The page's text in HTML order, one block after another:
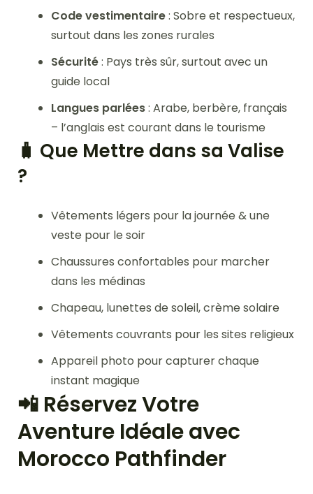
Code vestimentaire: Sobre et respectueux,
surtout dans les zones rurales
Sécurité: Pays très sûr, surtout avec un
guide local
Langues parlées: Arabe, berbère, français
– l’anglais est courant dans le tourisme
🧳 Que Mettre dans sa Valise
?
Vêtements légers pour la journée & une
veste pour le soir
Chaussures confortables pour marcher
dans les médinas
Chapeau, lunettes de soleil, crème solaire
Vêtements couvrants pour les sites religieux
Appareil photo pour capturer chaque
instant magique
📲 Réservez Votre
Aventure Idéale avec
Morocco Pathfinder